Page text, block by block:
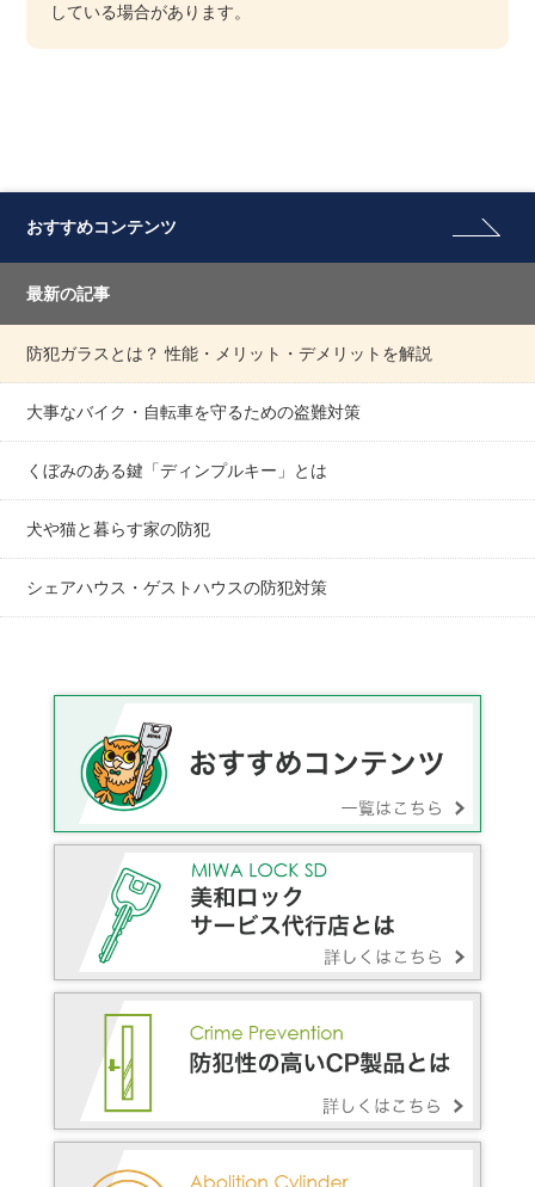
している場合があります。
おすすめコンテンツ
最新の記事
防犯ガラスとは？ 性能・メリット・デメリットを解説
大事なバイク・自転車を守るための盗難対策
くぼみのある鍵「ディンプルキー」とは
犬や猫と暮らす家の防犯
シェアハウス・ゲストハウスの防犯対策